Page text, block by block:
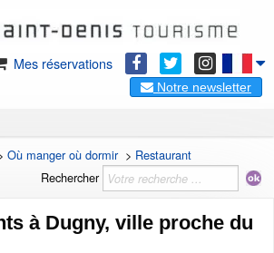
Mes réservations
Notre newsletter
Où manger où dormir> Restaurant
Rechercher
à Dugny, ville proche du